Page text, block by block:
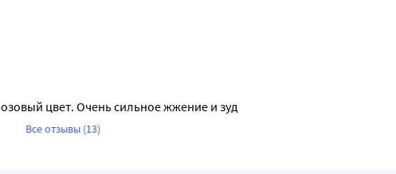
цвет. Очень сильное жжение и зуд
Все отзывы (13)